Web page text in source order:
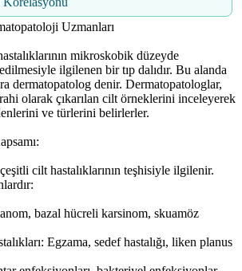
Uzmanları
mikroskobik düzeyde
ilgilenen bir tıp dalıdır. Bu alanda
dermatopatolog denir. Dermatopatologlar,
olarak çıkarılan cilt örneklerini inceleyerek
ve türlerini belirlerler.
cilt hastalıklarının teşhisiyle ilgilenir.
bazal hücreli karsinom, skuamöz
Egzama, sedef hastalığı, liken planus